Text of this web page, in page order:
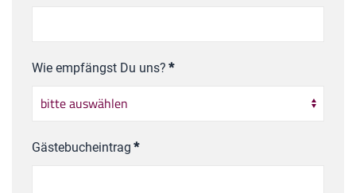
Wie empfängst Du uns? *
Gästebucheintrag *